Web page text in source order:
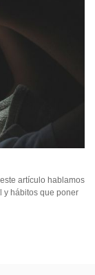
artículo hablamos
y hábitos que poner